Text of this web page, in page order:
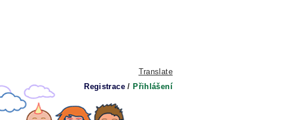
Translate
Registrace / Přihlášení